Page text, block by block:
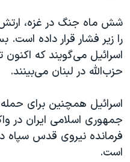
شش ماه جنگ در غزه، ارتش
را زیر فشار قرار داده است.
اسرائیل می‌گویند که اکنون
حزب‌الله در لبنان می‌بینند.
اسرائیل همچنین برای
جمهوری اسلامی ایران
فرمانده نیروی قدس سپاه
است.